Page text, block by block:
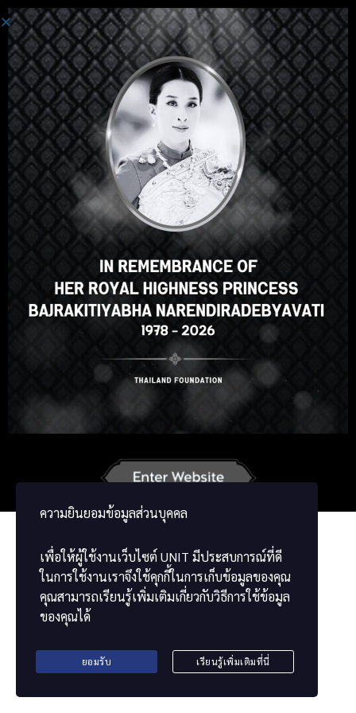
ເຂົ້າສູ່ລະບົບ
Hey there, great course, right?
Do you like this course?
ENROLL COURSE
ความยินยอมข้อมูลส่วนบุคคล
เพื่อให้ผู้ใช้งานเว็บไซต์ UNIT มีประสบการณ์ที่ดี
ในการใช้งานเราจึงใช้คุกกี้ในการเก็บข้อมูลของคุณ
คุณสามารถเรียนรู้เพิ่มเติมเกี่ยวกับวิธีการใช้ข้อมูล
ของคุณได้
ยอมรับ เรียนรู้เพิ่มเติมที่นี่
Select your language
English ภาษาไทย
Korean Japanese
Vietnamese